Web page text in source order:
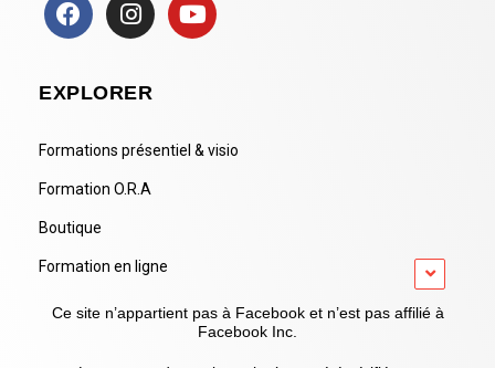
EXPLORER
Formations présentiel & visio
Formation O.R.A
Boutique
Formation en ligne
Ce site n’appartient pas à Facebook et n’est pas affilié à
Facebook Inc.